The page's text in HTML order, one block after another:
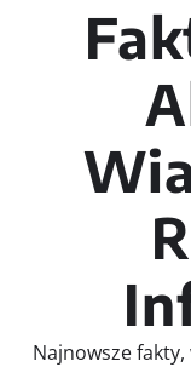
Najnowsze